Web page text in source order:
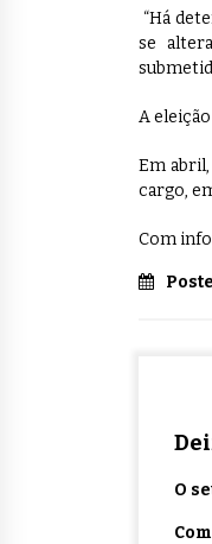
“Há
se
A
Em
cargo,
Com
O